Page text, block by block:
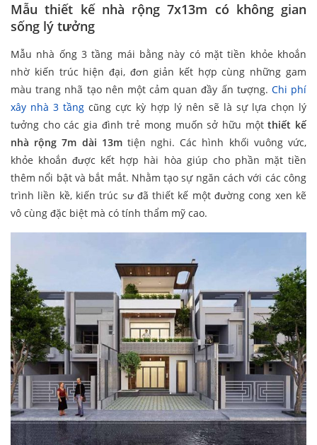
Mẫu thiết kế nhà rộng 7x13m có không gian
sống lý tưởng
Mẫu nhà ống 3 tầng mái bằng này có mặt tiền khỏe khoắn
nhờ kiến trúc hiện đại, đơn giản kết hợp cùng những gam
màu trang nhã tạo nên một cảm quan đầy ấn tượng. Chi phí
xây nhà 3 tầng cũng cực kỳ hợp lý nên sẽ là sự lựa chọn lý
tưởng cho các gia đình trẻ mong muốn sở hữu mộtthiết kế
nhà rộng 7m dài 13mtiện nghi. Các hình khối vuông vức,
khỏe khoắn được kết hợp hài hòa giúp cho phần mặt tiền
thêm nổi bật và bắt mắt. Nhằm tạo sự ngăn cách với các công
trình liền kề, kiến trúc sư đã thiết kế một đường cong xen kẽ
vô cùng đặc biệt mà có tính thẩm mỹ cao.